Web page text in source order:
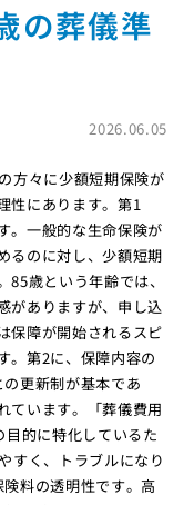
の葬儀準
2026.06.05
方々に少額短期保険が
性にあります。第1
。一般的な生命保険が
るのに対し、少額短期
歳という年齢では、
がありますが、申し込
保障が開始されるスピ
。第2に、保障内容の
更新制が基本であ
ています。「葬儀費用
的に特化しているた
すく、トラブルになり
料の透明性です。高